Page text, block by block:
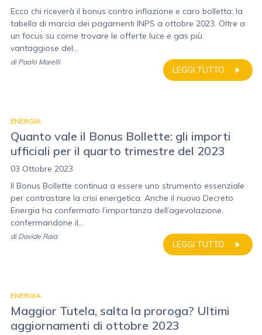
Ecco chi riceverà il bonus contro inflazione e caro bolletta: la
tabella di marcia dei pagamenti INPS a ottobre 2023. Oltre a
un focus su come trovare le offerte luce e gas più
vantaggiose del...
LEGGI TUTTO
di Paolo Marelli
ENERGIA
Quanto vale il Bonus Bollette: gli importi
ufficiali per il quarto trimestre del 2023
03 Ottobre 2023
Il Bonus Bollette continua a essere uno strumento essenziale
per contrastare la crisi energetica. Anche il nuovo Decreto
Energia ha confermato l’importanza dell’agevolazione,
confermandone il...
LEGGI TUTTO
di Davide Raia
ENERGIA
Maggior Tutela, salta la proroga? Ultimi
aggiornamenti di ottobre 2023